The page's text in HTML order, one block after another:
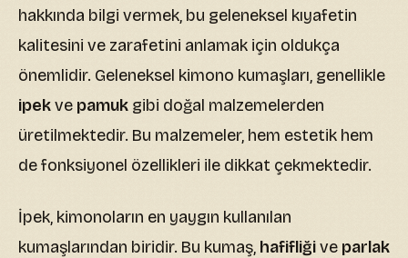
hakkında bilgi vermek, bu geleneksel kıyafetin
kalitesini ve zarafetini anlamak için oldukça
önemlidir. Geleneksel kimono kumaşları, genellikle
ipekve pamuk gibi doğal malzemelerden
üretilmektedir. Bu malzemeler, hem estetik hem
de fonksiyonel özellikleri ile dikkat çekmektedir.
İpek, kimonoların en yaygın kullanılan
kumaşlarından biridir. Bu kumaş, hafifliğive parlak